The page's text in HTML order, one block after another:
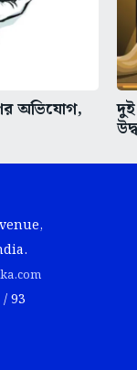
অভিযোগ,
93